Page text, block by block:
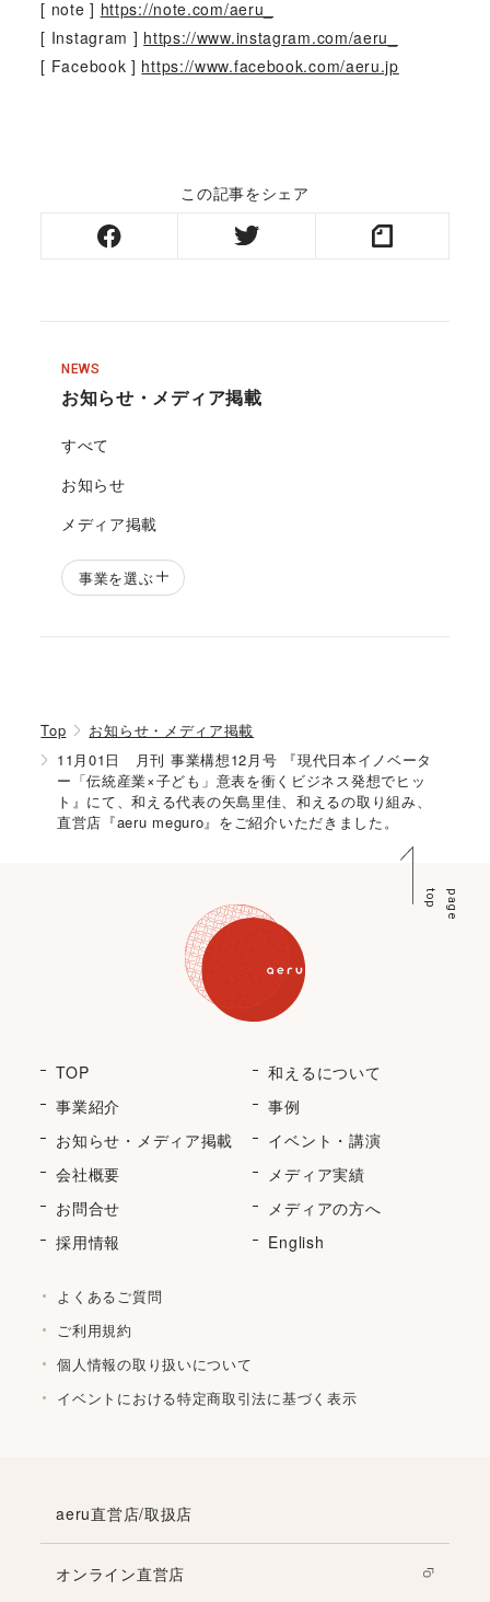
[ note ] https://note.com/aeru_
[ Instagram ] https://www.instagram.com/aeru_
[ Facebook ] https://www.facebook.com/aeru.jp
この記事をシェア
NEWS
お知らせ・メディア掲載
すべて
お知らせ
メディア掲載
事業を選ぶ
Top
お知らせ・メディア掲載
11月01日 月刊 事業構想12月号 『現代日本イノベータ
ー「伝統産業×子ども」意表を衝くビジネス発想でヒッ
ト』にて、和える代表の矢島里佳、和えるの取り組み、
直営店『aeru meguro』をご紹介いただきました。
p
a
g
e
t
o
p
TOP
和えるについて
事業紹介
事例
お知らせ・メディア掲載
イベント・講演
会社概要
メディア実績
お問合せ
メディアの方へ
採用情報
English
よくあるご質問
ご利用規約
個人情報の取り扱いについて
イベントにおける特定商取引法に基づく表示
aeru直営店/取扱店
オンライン直営店